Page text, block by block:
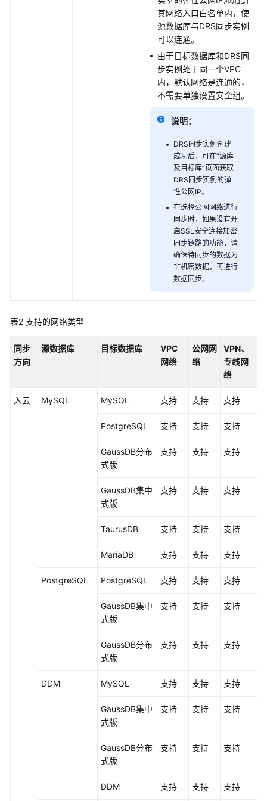
进
其网络入口白名单内，使
源数据库与DRS同步实例
可以连通。
由于目标数据库和DRS同
步实例处于同一个VPC
内，默认网络是连通的，
不需要单独设置安全组。
说明：
DRS同步实例创建
成功后，可在“源库
及目标库”页面获取
DRS同步实例的弹
性公网IP。
在选择公网网络进行
同步时，如果没有开
启SSL安全连接加密
同步链路的功能，请
确保待同步的数据为
非机密数据，再进行
数据同步。
表2 支持的网络类型
同步
方向
源数据库 目标数据库
VPC
网络
公网网
络
VPN、
专线网
络
入云 MySQL MySQL 支持 支持 支持
PostgreSQL 支持 支持 支持
GaussDB分布
式版
支持 支持 支持
GaussDB集中
式版
支持 支持 支持
TaurusDB 支持 支持 支持
MariaDB 支持 支持 支持
PostgreSQL PostgreSQL 支持 支持 支持
GaussDB集中
式版
支持 支持 支持
GaussDB分布
式版
支持 支持 支持
DDM MySQL 支持 支持 支持
GaussDB集中
式版
支持 支持 支持
GaussDB分布
式版
支持 支持 支持
DDM 支持 支持 支持